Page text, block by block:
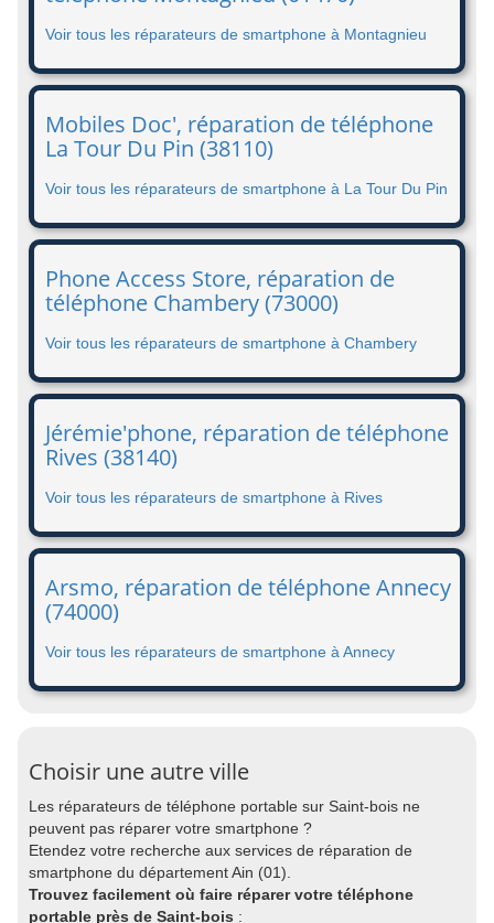
Voir tous les réparateurs de smartphone à Montagnieu
Mobiles Doc', réparation de téléphone
La Tour Du Pin (38110)
Voir tous les réparateurs de smartphone à La Tour Du Pin
Phone Access Store, réparation de
téléphone Chambery (73000)
Voir tous les réparateurs de smartphone à Chambery
Jérémie'phone, réparation de téléphone
Rives (38140)
Voir tous les réparateurs de smartphone à Rives
Arsmo, réparation de téléphone Annecy
(74000)
Voir tous les réparateurs de smartphone à Annecy
Choisir une autre ville
Les réparateurs de téléphone portable sur Saint-bois ne
peuvent pas réparer votre smartphone ?
Etendez votre recherche aux services de réparation de
smartphone du département Ain (01).
Trouvez facilement où faire réparer votre téléphone
portable près de Saint-bois :